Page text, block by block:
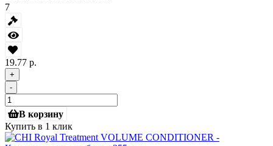
7
19.77 р.
+
-
В корзину
Купить в 1 клик